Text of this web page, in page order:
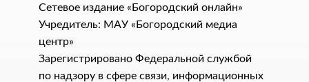
Сетевое издание «Богородский онлайн»
Учредитель: МАУ «Богородский медиа
центр»
Зарегистрировано Федеральной службой
по надзору в сфере связи, информационных